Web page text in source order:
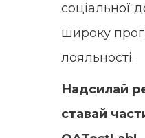
соціальної
широку
лояльності.
Надсилай
ставай